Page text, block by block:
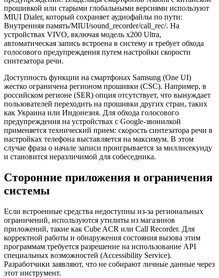
прошивкой или старыми глобальными версиями используют
MIUI Dialer, который сохраняет аудиофайлы по пути:
Внутренняя память/MIUI/sound_recorder/call_rec/. На
устройствах VIVO, включая модель x200 Ultra,
автоматическая запись встроена в систему и требует обхода
голосового предупреждения путем настройки скорости
синтезатора речи.
Доступность функции на смартфонах Samsung (One UI)
жестко ограничена регионом прошивки (CSC). Например, в
российском регионе (SER) опция отсутствует, что вынуждает
пользователей переходить на прошивки других стран, таких
как Украина или Индонезия. Для обхода голосового
предупреждения на устройствах с Google-звонилкой
применяется технический прием: скорость синтезатора речи в
настройках телефона выставляется на максимум. В этом
случае фраза о начале записи проигрывается за миллисекунду
и становится неразличимой для собеседника.
Сторонние приложения и ограничения
системы
Если встроенные средства недоступны из-за региональных
ограничений, используются утилиты из магазинов
приложений, такие как Cube ACR или Call Recorder. Для
корректной работы и обнаружения состояния вызова этим
программам требуется разрешение на использование API
специальных возможностей (Accessibility Service).
Разработчики заявляют, что не собирают личные данные через
этот инструмент.